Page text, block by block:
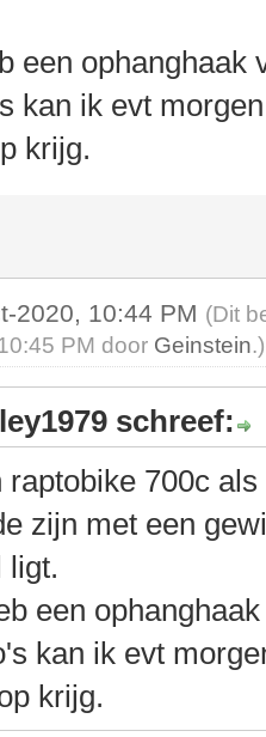
een ophanghaak
kan ik evt
krijg.
2020, 10:44 PM (Dit
PM door Geinstein.)
schreef:
raptobike 700c
zijn met een
ligt.
een
kan ik evt
krijg.